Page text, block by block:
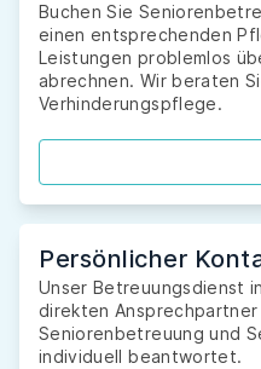
Buchen Sie
einen entsprechenden
Leistungen problemlos
abrechnen. Wir beraten
Verhinderungspflege.
Persönlicher
Unser Betreuungsdienst
direkten
Seniorenbetreuung und
individuell beantwortet.